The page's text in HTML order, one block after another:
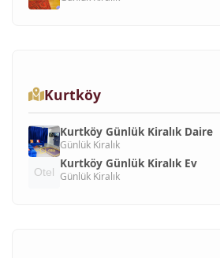
Kurtköy
Kurtköy Günlük Kiralık Daire
Günlük Kiralık
Kurtköy Günlük Kiralık Ev
Günlük Kiralık